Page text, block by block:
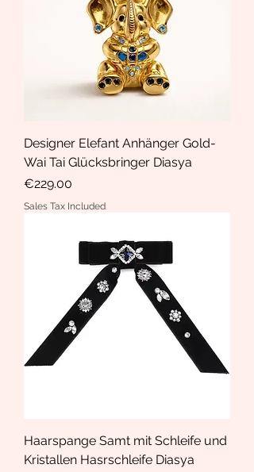
Designer Elefant Anhänger Gold-
Wai Tai Glücksbringer Diasya
Price
€229.00
Sales Tax Included
Haarspange Samt mit Schleife und
Kristallen Hasrschleife Diasya